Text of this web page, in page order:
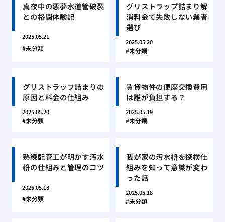
真夜中の悪夢水道管破裂
との格闘体験記
2025.05.21
未分類
グリストラップ詰まり解
消料金で失敗しない業者
選び
2025.05.20
未分類
グリストラップ詰まりの
原因と料金の仕組み
2025.05.20
未分類
賃貸物件の便座交換費用
は誰が負担する？
2025.05.19
未分類
熟練配管工が明かす汚水
枡の仕組みと管理のコツ
2025.05.18
未分類
我が家の汚水枡を探検仕
組みを知って意識が変わ
った話
2025.05.18
未分類